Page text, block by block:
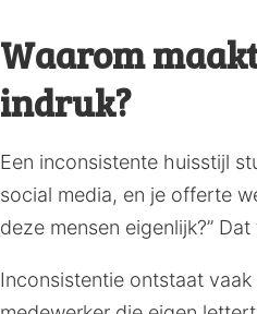
Waarom
indruk?
Een inconsistente huisstijl
social media, en je offerte
deze mensen eigenlijk?”
Inconsistentie ontstaat